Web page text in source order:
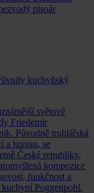
pisoár
kuchyňský
světové
Friedemir
Původně truhlářská
a luxusu, se
České republiky.
kompozice
funkčnost a
Poggenpohl.